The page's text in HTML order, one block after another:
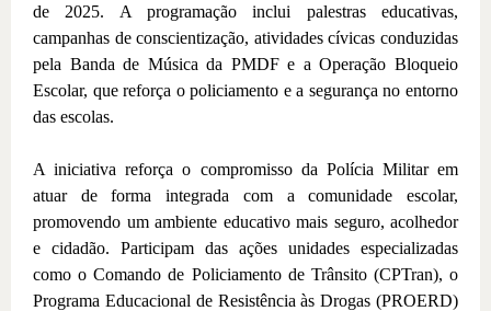
de 2025. A programação inclui palestras educativas,
campanhas de conscientização, atividades cívicas conduzidas
pela Banda de Música da PMDF e a Operação Bloqueio
Escolar, que reforça o policiamento e a segurança no entorno
das escolas.
A iniciativa reforça o compromisso da Polícia Militar em
atuar de forma integrada com a comunidade escolar,
promovendo um ambiente educativo mais seguro, acolhedor
e cidadão. Participam das ações unidades especializadas
como o Comando de Policiamento de Trânsito (CPTran), o
Programa Educacional de Resistência às Drogas (PROERD)